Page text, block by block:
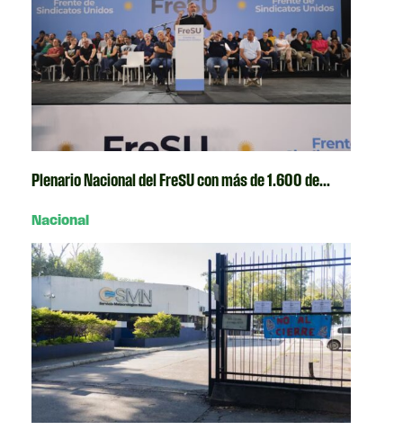
Plenario Nacional del FreSU con más de 1.600 de...
Nacional